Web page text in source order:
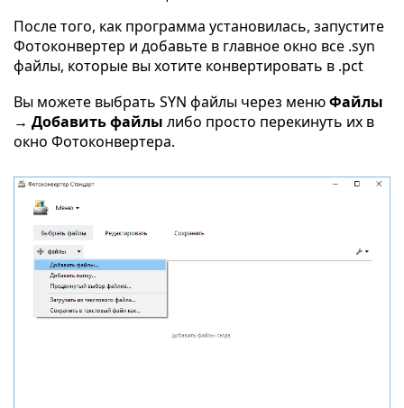
После того, как программа установилась, запустите
Фотоконвертер и добавьте в главное окно все .syn
файлы, которые вы хотите конвертировать в .pct
Вы можете выбрать SYN файлы через менюФайлы
→ Добавить файлы либо просто перекинуть их в
окно Фотоконвертера.